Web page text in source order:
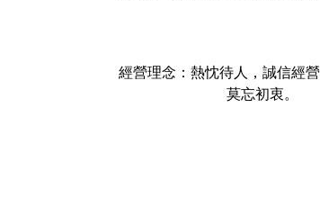
經營理念：熱忱待人，誠信經
莫忘初衷。